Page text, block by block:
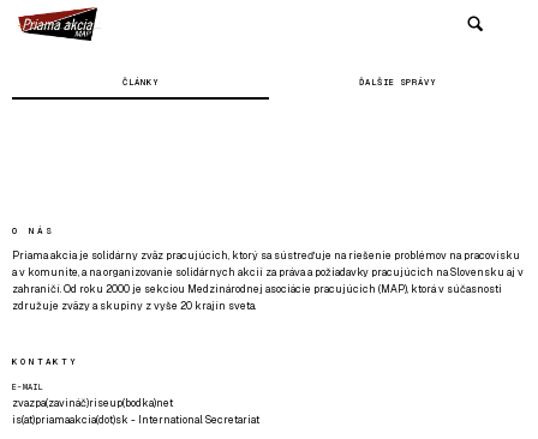
ČLÁNKY ĎALŠIE SPRÁVY
O NÁS
Priama akcia je solidárny zväz pracujúcich, ktorý sa sústreďuje na riešenie problémov na pracovisku
a v komunite, a na organizovanie solidárnych akcií za práva a požiadavky pracujúcich na Slovensku aj v
zahraničí. Od roku 2000 je sekciou Medzinárodnej asociácie pracujúcich (MAP), ktorá v súčasnosti
združuje zväzy a skupiny z vyše 20 krajín sveta.
KONTAKTY
E-MAIL
zvazpa(zavináč)riseup(bodka)net
is(at)priamaakcia(dot)sk - International Secretariat